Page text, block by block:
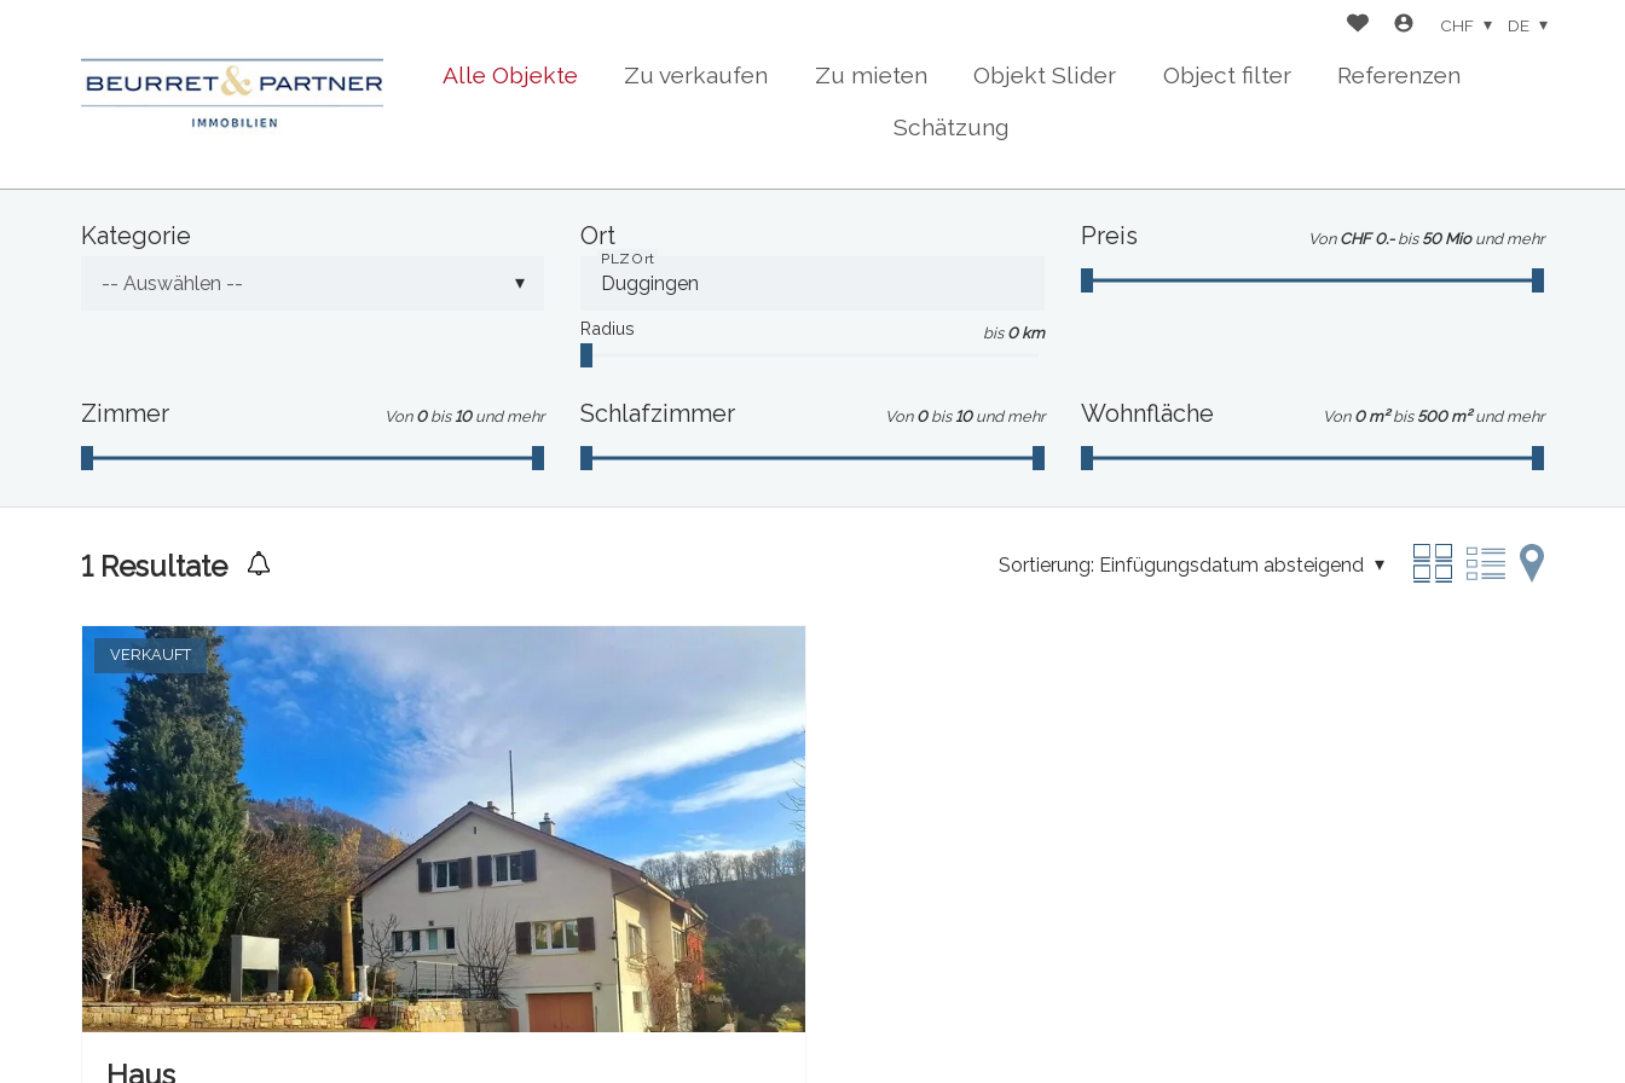
Alle Objekte Zu verkaufen Zu mieten Objekt Slider Object filter
Referenzen
Schätzung
CHF DE
Kategorie
-- Auswählen --
Ort
PLZ Ort
Radius bis 0 km
Preis Von CHF 0.- bis 50 Mio und mehr
Zimmer Von 0 bis 10 und mehr Schlafzimmer Von 0 bis 10 und mehr Wohnfläche Von 0 m² bis 500 m² und mehr
1Resultate Sortierung: Einfügungsdatum absteigend
VERKAUFT
Haus